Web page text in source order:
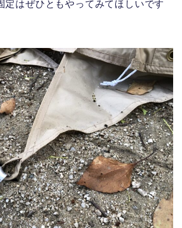
定はぜひともやってみてほしいです